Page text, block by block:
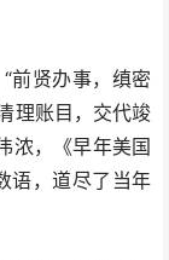
贤办事，缜密
理账目，交代竣
浓，《早年美国
语，道尽了当年